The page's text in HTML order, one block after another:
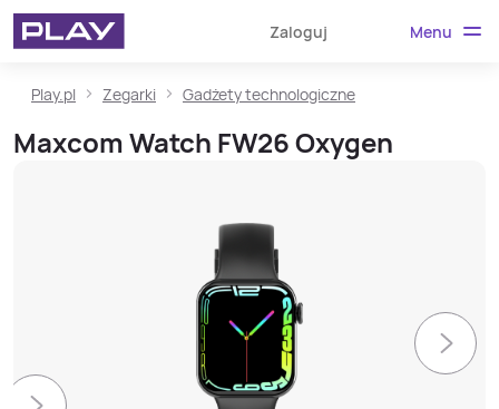
Zaloguj Menu
Play.pl Zegarki Gadżety technologiczne
Maxcom Watch FW26 Oxygen